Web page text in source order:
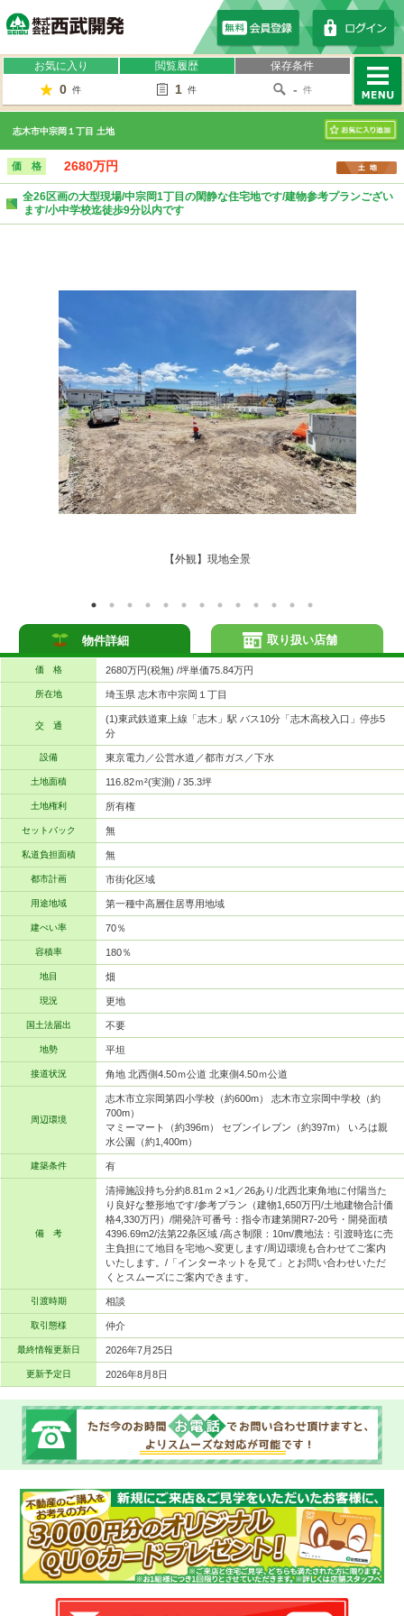
お気に入り
0 件
閲覧履歴
1 件
保存条件
- 件
MENU
志木市中宗岡１丁目 土地
お気に入り
価 格 2680万円
全26区画の大型現場/中宗岡1丁目の閑静な住宅地です/建物参考プランござい
ます/小中学校迄徒歩9分以内です
【外観】現地全景
物件詳細
価 格 2680万円(税無) /坪単価75.84万円
所在地 埼玉県 志木市中宗岡１丁目
交 通
(1)東武鉄道東上線「志木」駅 バス10分「志木高校入口」停歩5
分
設備 東京電力／公営水道／都市ガス／下水
土地面積 116.82ｍ²(実測) / 35.3坪
土地権利 所有権
セットバック 無
私道負担面積 無
都市計画 市街化区域
用途地域 第一種中高層住居専用地域
建ぺい率 70％
容積率 180％
地目 畑
現況 更地
国土法届出 不要
地勢 平坦
接道状況 角地 北西側4.50ｍ公道 北東側4.50ｍ公道
周辺環境
志木市立宗岡第四小学校（約600m） 志木市立宗岡中学校（約
700m）
マミーマート（約396m） セブンイレブン（約397m） いろは親
水公園（約1,400m）
建築条件 有
備 考
清掃施設持ち分約8.81ｍ２×1／26あり/北西北東角地に付陽当た
り良好な整形地です/参考プラン（建物1,650万円/土地建物合計価
格4,330万円）/開発許可番号：指令市建第開R7-20号・開発面積
4396.69m2/法第22条区域 /高さ制限：10m/農地法：引渡時迄に売
主負担にて地目を宅地へ変更します/周辺環境も合わせてご案内
いたします。/「インターネットを見て」とお問い合わせいただ
くとスムーズにご案内できます。
引渡時期 相談
取引態様 仲介
最終情報更新日 2026年7月25日
更新予定日 2026年8月8日
取り扱い店舗